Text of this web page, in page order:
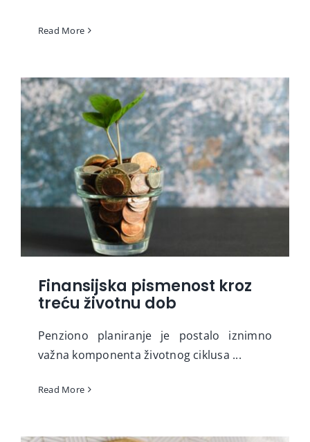
Read More
Finansijska pismenost kroz
treću životnu dob
Penziono planiranje je postalo iznimno
važna komponenta životnog ciklusa ...
Read More